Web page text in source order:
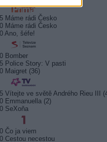
Máme rádi Česko
Máme rádi Česko
Ano, šéfe!
Bomber
Police Story: V pasti
Maigret (36)
Vítejte ve světě Andrého Rieu III
Emmanuella (2)
SeXoňa
Čo ja viem
Cestou necestou